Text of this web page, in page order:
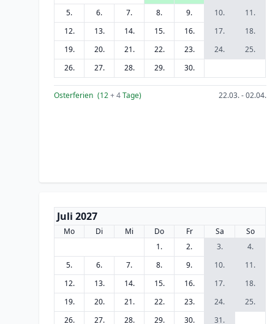
5.
6. 7. 8. 9. 10.
11.
12.
13. 14. 15. 16. 17.
18.
19.
20. 21. 22. 23. 24.
25.
26.
27. 28. 29. 30.
Osterferien (12+ 4Tage) 22.03. - 02.04.
Juli 2027
Mo Di Mi Do Fr Sa
So
1.
2. 3.
4.
5.
6. 7. 8. 9. 10.
11.
12.
13. 14. 15. 16. 17.
18.
19.
20. 21. 22. 23. 24.
25.
26.
27. 28. 29. 30. 31.